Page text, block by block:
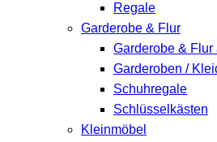
Regale
Garderobe & Flur
Garderobe & Flur
Garderoben /
Schuhregale
Schlüsselkästen
Kleinmöbel